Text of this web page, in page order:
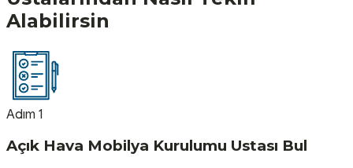
Alabilirsin
Adım 1
Açık Hava Mobilya Kurulumu Ustası Bul